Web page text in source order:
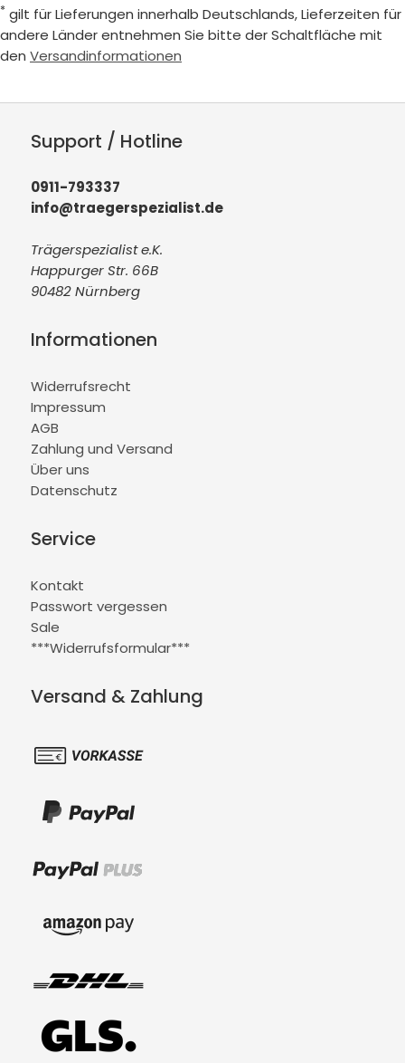
* gilt für Lieferungen innerhalb Deutschlands, Lieferzeiten für
andere Länder entnehmen Sie bitte der Schaltfläche mit
den Versandinformationen
Support / Hotline
0911-793337
info@traegerspezialist.de
Trägerspezialist e.K.
Happurger Str. 66B
90482 Nürnberg
Informationen
Widerrufsrecht
Impressum
AGB
Zahlung und Versand
Über uns
Datenschutz
Service
Kontakt
Passwort vergessen
Sale
***Widerrufsformular***
Versand & Zahlung